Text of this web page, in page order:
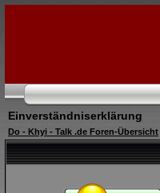
Einverständniserklärung
Do - Khyi - Talk .de Foren-Übersicht